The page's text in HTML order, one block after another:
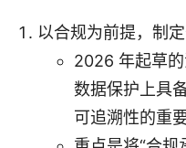
以合规为前提，制
2026 年起草
数据保护上具
可追溯性的重要